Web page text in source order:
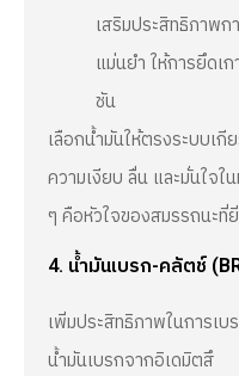
เสริมประสิทธิภาพ
แม่นยำ ให้การยึดเก
ชัน
เลือกน้ำมันให้ตรงระบบเ
ความเงียบ ลื่น และมั่นใจใ
ๆ คือหัวใจของสมรรถนะ
4. น้ำมันเบรก-คลัตช์
เพิ่มประสิทธิภาพในการ
น้ำมันเบรกจากอิเดมิตสึ